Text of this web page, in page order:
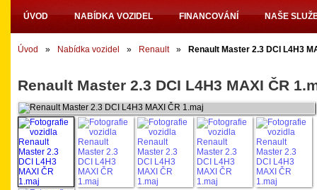
ÚVOD NABÍDKA VOZIDEL FINANCOVÁNÍ NAŠE
Úvod » Nabídka vozidel » Renault » Renault Master 2.3 DCI L4H3
Renault Master 2.3 DCI L4H3 MAXI ČR